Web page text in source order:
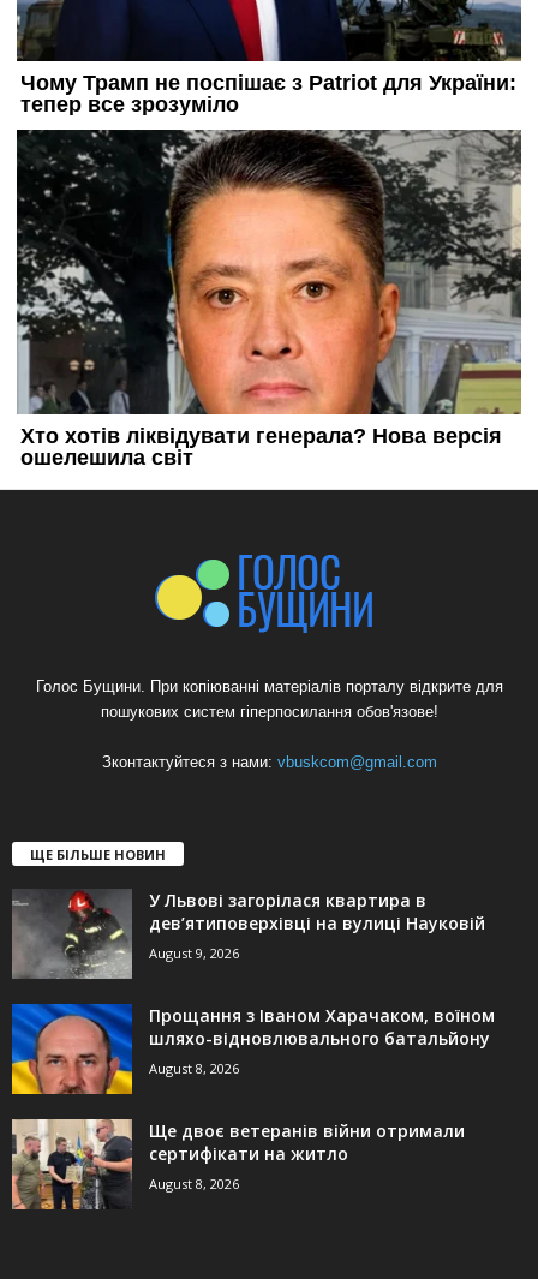
Голос Бущини. При копіюванні матеріалів порталу відкрите для
пошукових систем гіперпосилання обов'язове!
Зконтактуйтеся з нами: vbuskcom@gmail.com
ЩЕ БІЛЬШЕ НОВИН
У Львові загорілася квартира в
дев’ятиповерхівці на вулиці Науковій
August 9, 2026
Прощання з Іваном Харачаком, воїном
шляхо-відновлювального батальйону
August 8, 2026
Ще двоє ветеранів війни отримали
сертифікати на житло
August 8, 2026